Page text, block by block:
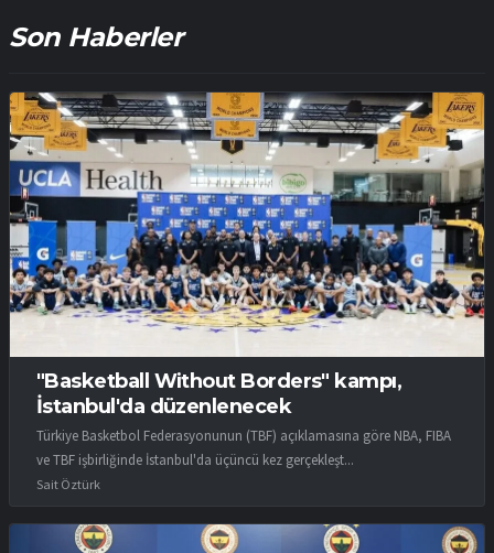
Son Haberler
"Basketball Without Borders" kampı,
İstanbul'da düzenlenecek
Türkiye Basketbol Federasyonunun (TBF) açıklamasına göre NBA, FIBA
ve TBF işbirliğinde İstanbul'da üçüncü kez gerçekleşt...
Sait Öztürk